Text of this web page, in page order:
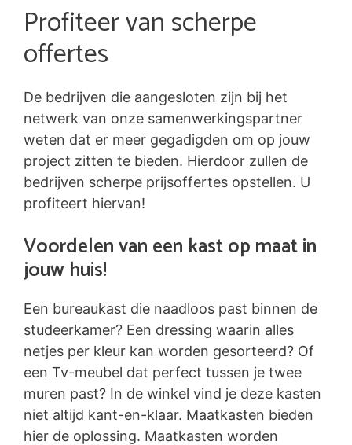
Profiteer van scherpe
offertes
De bedrijven die aangesloten zijn bij het
netwerk van onze samenwerkingspartner
weten dat er meer gegadigden om op jouw
project zitten te bieden. Hierdoor zullen de
bedrijven scherpe prijsoffertes opstellen. U
profiteert hiervan!
Voordelen van een kast op maat in
jouw huis!
Een bureaukast die naadloos past binnen de
studeerkamer? Een dressing waarin alles
netjes per kleur kan worden gesorteerd? Of
een Tv-meubel dat perfect tussen je twee
muren past? In de winkel vind je deze kasten
niet altijd kant-en-klaar. Maatkasten bieden
hier de oplossing. Maatkasten worden